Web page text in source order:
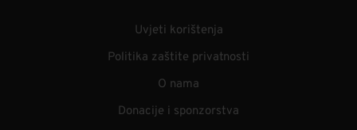
Uvjeti korištenja
Politika zaštite privatnosti
O nama
Donacije i sponzorstva